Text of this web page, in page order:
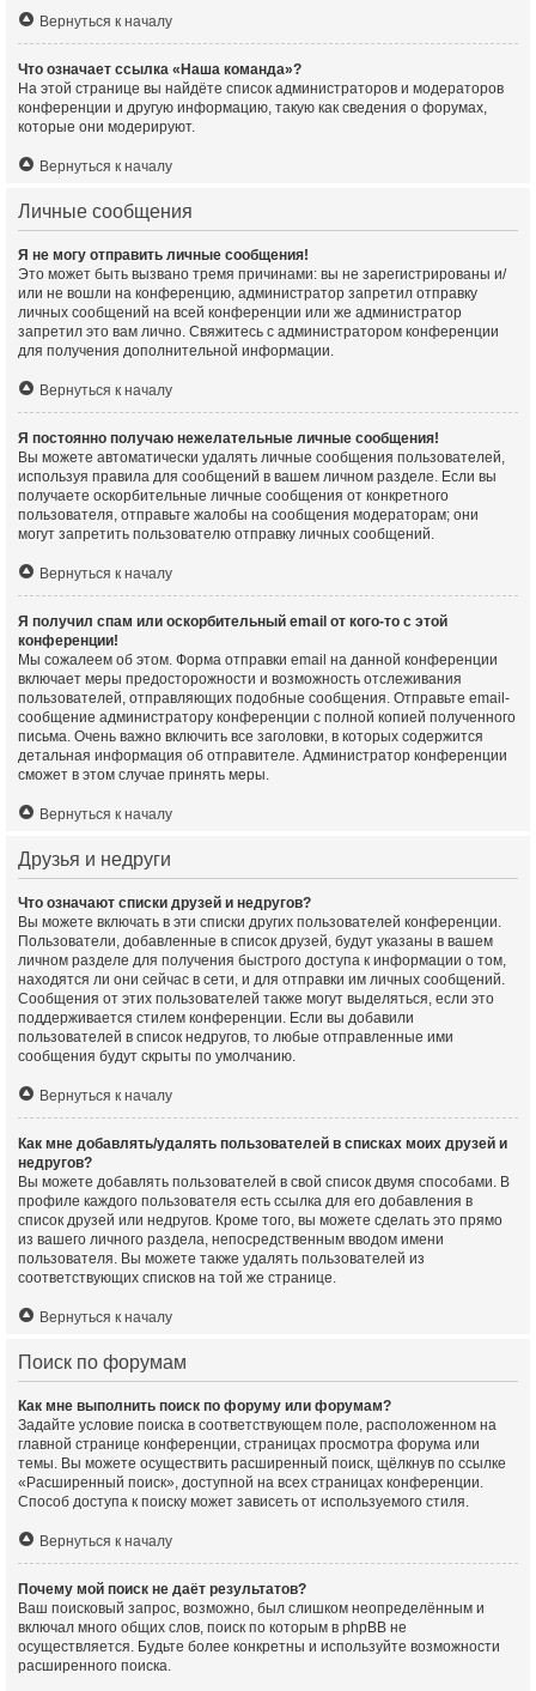
Вернуться к началу
Что означает ссылка «Наша команда»?
На этой странице вы найдёте список администраторов и модераторов
конференции и другую информацию, такую как сведения о форумах,
которые они модерируют.
Вернуться к началу
Личные сообщения
Я не могу отправить личные сообщения!
Это может быть вызвано тремя причинами: вы не зарегистрированы и/
или не вошли на конференцию, администратор запретил отправку
личных сообщений на всей конференции или же администратор
запретил это вам лично. Свяжитесь с администратором конференции
для получения дополнительной информации.
Вернуться к началу
Я постоянно получаю нежелательные личные сообщения!
Вы можете автоматически удалять личные сообщения пользователей,
используя правила для сообщений в вашем личном разделе. Если вы
получаете оскорбительные личные сообщения от конкретного
пользователя, отправьте жалобы на сообщения модераторам; они
могут запретить пользователю отправку личных сообщений.
Вернуться к началу
Я получил спам или оскорбительный email от кого-то с этой
конференции!
Мы сожалеем об этом. Форма отправки email на данной конференции
включает меры предосторожности и возможность отслеживания
пользователей, отправляющих подобные сообщения. Отправьте email-
сообщение администратору конференции с полной копией полученного
письма. Очень важно включить все заголовки, в которых содержится
детальная информация об отправителе. Администратор конференции
сможет в этом случае принять меры.
Вернуться к началу
Друзья и недруги
Что означают списки друзей и недругов?
Вы можете включать в эти списки других пользователей конференции.
Пользователи, добавленные в список друзей, будут указаны в вашем
личном разделе для получения быстрого доступа к информации о том,
находятся ли они сейчас в сети, и для отправки им личных сообщений.
Сообщения от этих пользователей также могут выделяться, если это
поддерживается стилем конференции. Если вы добавили
пользователей в список недругов, то любые отправленные ими
сообщения будут скрыты по умолчанию.
Вернуться к началу
Как мне добавлять/удалять пользователей в списках моих друзей и
недругов?
Вы можете добавлять пользователей в свой список двумя способами. В
профиле каждого пользователя есть ссылка для его добавления в
список друзей или недругов. Кроме того, вы можете сделать это прямо
из вашего личного раздела, непосредственным вводом имени
пользователя. Вы можете также удалять пользователей из
соответствующих списков на той же странице.
Вернуться к началу
Поиск по форумам
Как мне выполнить поиск по форуму или форумам?
Задайте условие поиска в соответствующем поле, расположенном на
главной странице конференции, страницах просмотра форума или
темы. Вы можете осуществить расширенный поиск, щёлкнув по ссылке
«Расширенный поиск», доступной на всех страницах конференции.
Способ доступа к поиску может зависеть от используемого стиля.
Вернуться к началу
Почему мой поиск не даёт результатов?
Ваш поисковый запрос, возможно, был слишком неопределённым и
включал много общих слов, поиск по которым в phpBB не
осуществляется. Будьте более конкретны и используйте возможности
расширенного поиска.